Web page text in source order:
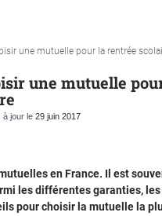
une mutuelle pour la rentrée
une mutuelle
à jour le 29 juin 2017
en France. Il est
les différentes garanties,
pour choisir la mutuelle la